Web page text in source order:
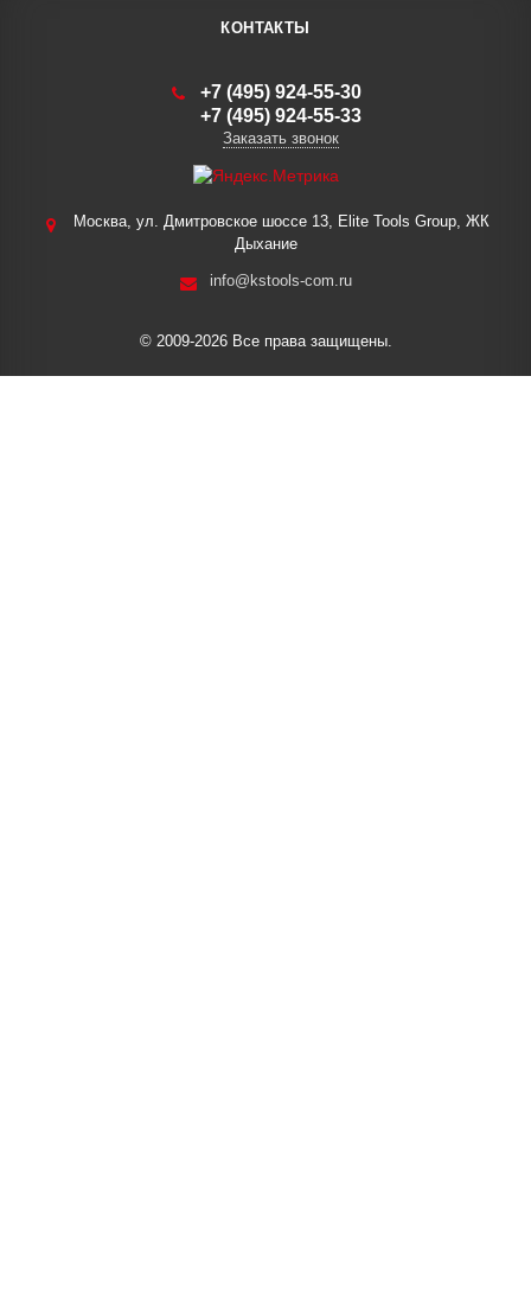
КОНТАКТЫ
+7 (495) 924-55-30
+7 (495) 924-55-33
Заказать звонок
Москва, ул. Дмитровское шоссе 13, Elite Tools Group, ЖК
Дыхание
info@kstools-com.ru
© 2009-2026 Все права защищены.